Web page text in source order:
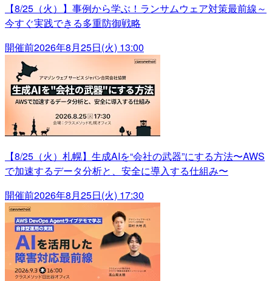
【8/25（火）】事例から学ぶ！ランサムウェア対策最前線～
今すぐ実践できる多重防御戦略
開催前2026年8月25日(火) 13:00
【8/25（火）札幌】生成AIを“会社の武器”にする方法〜AWS
で加速するデータ分析と、安全に導入する仕組み〜
開催前2026年8月25日(火) 17:30